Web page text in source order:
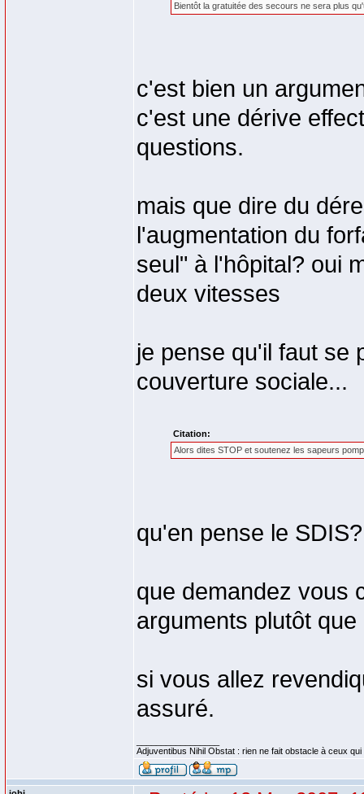
Bientôt la gratuitée des secours ne sera plus
c'est bien un
c'est une dérive
questions.
mais que dire du
l'augmentation du
seul" à l'hôpital? oui
deux vitesses
je pense qu'il faut se
couverture sociale...
Citation:
Alors dites STOP et soutenez les sapeurs
qu'en pense le
que demandez vous
arguments plutôt
si vous allez
assuré.
Adjuventibus Nihil Obstat : rien ne fait obstacle à ceux qui